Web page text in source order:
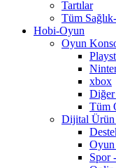
Tartılar
Tüm
Hobi-Oyun
Oyun
xbox
Diğer
Tüm
Dijital Ürün
Spor